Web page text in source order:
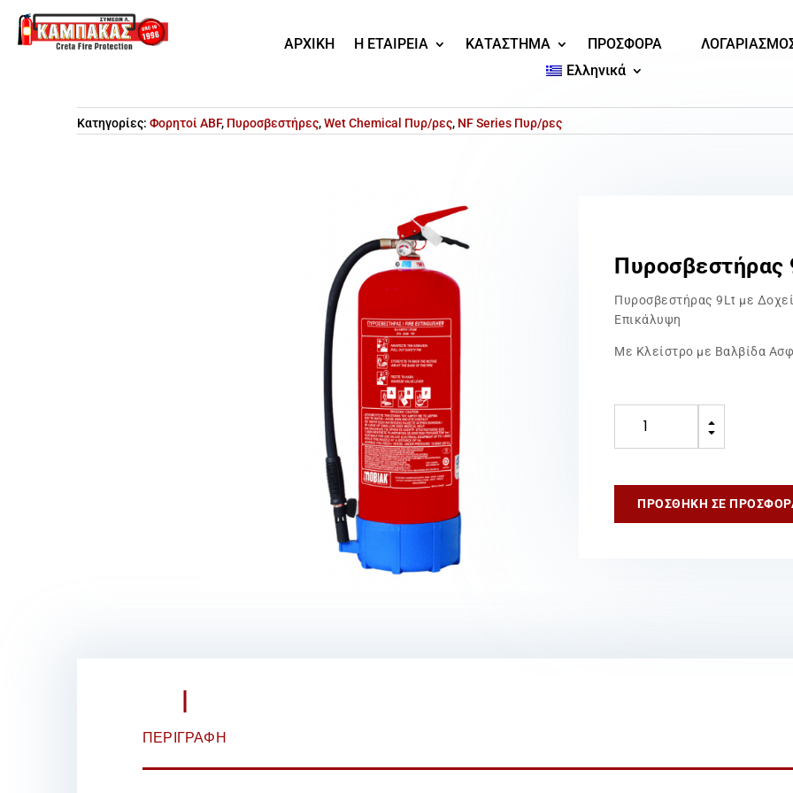
ΑΡΧΙΚΗ Η ΕΤΑΙΡΕΙΑ ΚΑΤΑΣΤΗΜΑ ΠΡΟΣΦΟΡΑ
Ελληνικά
Κατηγορίες: Φορητοί ABF, Πυροσβεστήρες,Wet Chemical Πυρ/ρες, NF Series Πυρ/ρες
Πυροσβεστήρας
Πυροσβεστήρας 9Lt με
Επικάλυψη
Με Κλείστρο με Βαλβίδα
B
C
ΠΡΟΣΘΉΚΗ ΣΕ
ΠΕΡΙΓΡΑΦΉ